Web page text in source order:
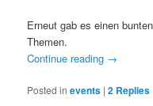
Erneut gab es einen
Themen.
Continue reading →
Posted in events |2 Replies